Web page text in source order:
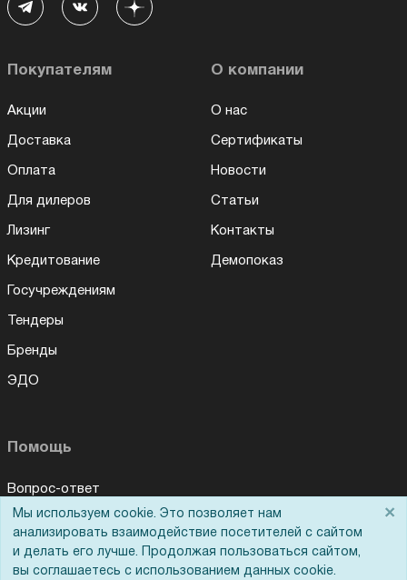
Покупателям
Акции
Доставка
Оплата
Для дилеров
Лизинг
Кредитование
Госучреждениям
Тендеры
Бренды
ЭДО
О компании
О нас
Сертификаты
Новости
Статьи
Контакты
Демопоказ
Помощь
Вопрос-ответ
Реквизиты
Гарантии и возврат
Мы используем cookie. Это позволяет нам
анализировать взаимодействие посетителей с сайтом
и делать его лучше. Продолжая пользоваться сайтом,
вы соглашаетесь с использованием данных cookie.
×
Для Вас доступно эксклюзивное приложение при
заказе этого товара
Получить скидку Не показывать